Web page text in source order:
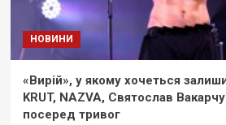
НОВИНИ
«Вирій», у якому хочеться
KRUT, NAZVA, Святослав
посеред тривог